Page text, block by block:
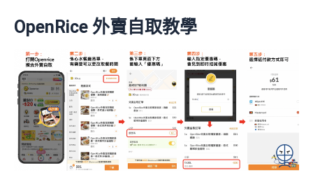
OpenRice 外賣自取教學